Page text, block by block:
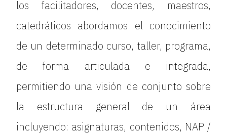
los facilitadores, docentes, maestros,
catedráticos abordamos el conocimiento
de un determinado curso, taller, programa,
de forma articulada e integrada,
permitiendo una visión de conjunto sobre
la estructura general de un área
incluyendo: asignaturas, contenidos, NAP /